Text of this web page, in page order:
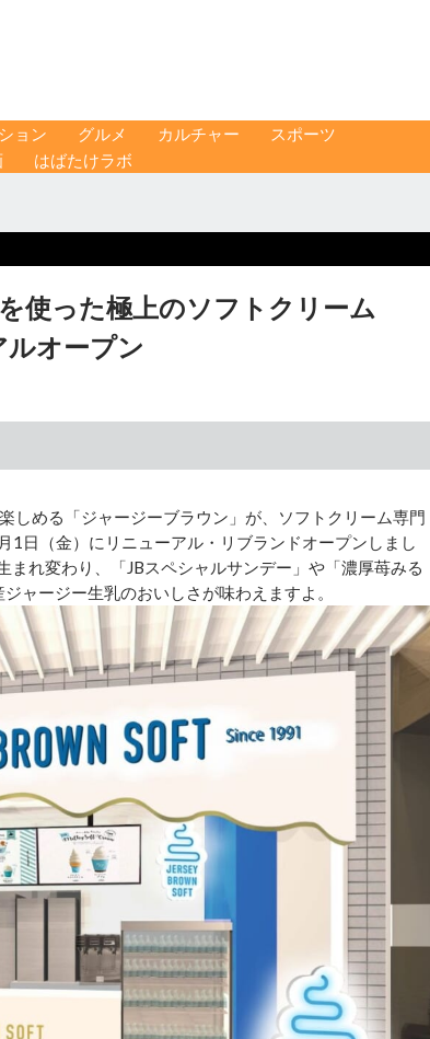
ョン グルメ カルチャー
スポーツ
はばたけラボ
使った極上のソフトクリーム
ルオープン
しめる「ジャージーブラウン」が、ソフトクリーム専門
1日（金）にリニューアル・リブランドオープンしまし
れ変わり、「JBスペシャルサンデー」や「濃厚苺みる
ャージー生乳のおいしさが味わえますよ。